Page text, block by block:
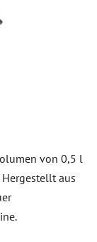
von 0,5 l
aus